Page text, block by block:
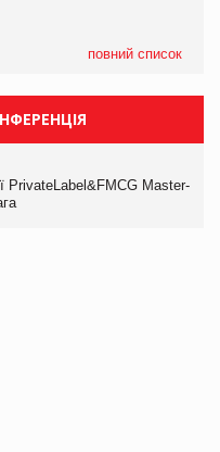
повний список
PrivateLabel&FMCG Master-